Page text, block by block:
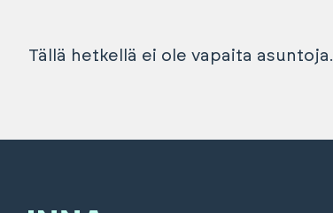
Tällä hetkellä ei ole vapaita asuntoja.